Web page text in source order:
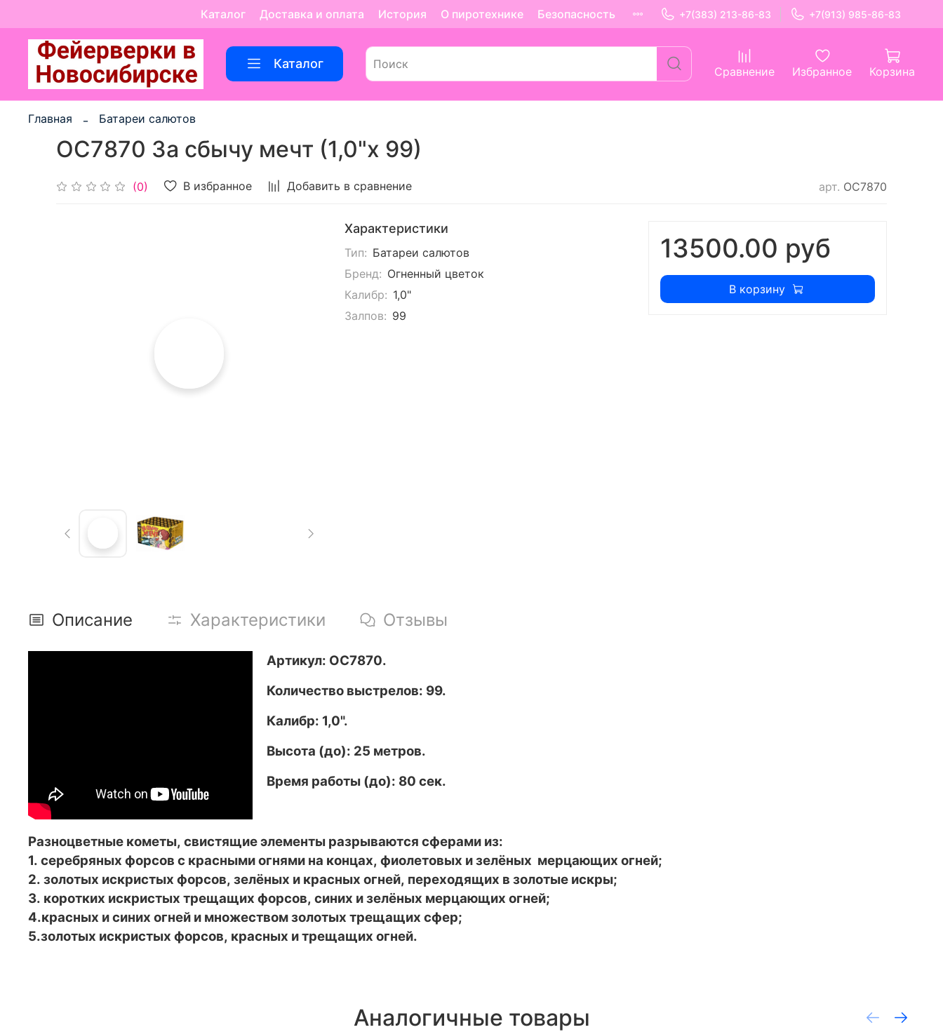
Каталог Доставка и оплата История О пиротехнике Безопасность +7(383) 213-86-83 +7(913) 985-86-83
Каталог
Сравнение Избранное Корзина
Главная Батареи салютов
ОС7870 За сбычу мечт (1,0"х 99)
(0) В избранное Добавить в сравнение арт. ОС7870
Характеристики
Тип: Батареи салютов
Бренд: Огненный цветок
Калибр: 1,0"
Залпов: 99
13500.00 руб
В корзину
Описание Характеристики Отзывы
Артикул: ОС7870.
Количество выстрелов: 99.
Калибр: 1,0".
Высота (до): 25 метров.
Время работы (до): 80 сек.
Разноцветные кометы, свистящие элементы разрываются сферами из:
1. серебряных форсов с красными огнями на концах, фиолетовых и зелёных мерцающих огней;
2. золотых искристых форсов, зелёных и красных огней, переходящих в золотые искры;
3. коротких искристых трещащих форсов, синих и зелёных мерцающих огней;
4.красных и синих огней и множеством золотых трещащих сфер;
5.золотых искристых форсов, красных и трещащих огней.
Аналогичные товары